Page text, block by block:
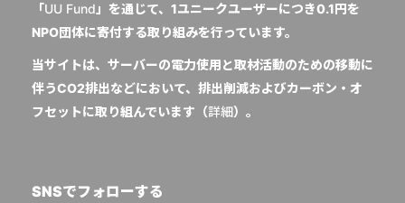
「UU Fund」を通じて、1ユニークユーザーにつき0.1円を
NPO団体に寄付する取り組みを行っています。
当サイトは、サーバーの電力使用と取材活動のための移動に
伴うCO2排出などにおいて、排出削減およびカーボン・オ
フセットに取り組んでいます（詳細）。
SNSでフォローする